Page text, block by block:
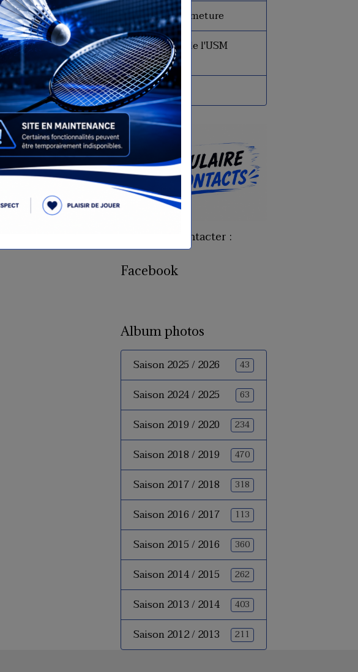
Dates de fermeture
Historique de l'USM
Badminton
Presse
Pour nous contacter :
Facebook
Album photos
Saison 2025 / 2026 43
Saison 2024 / 2025 63
Saison 2019 / 2020 234
Saison 2018 / 2019 470
Saison 2017 / 2018 318
Saison 2016 / 2017 113
Saison 2015 / 2016 360
Saison 2014 / 2015 262
Saison 2013 / 2014 403
Saison 2012 / 2013 211